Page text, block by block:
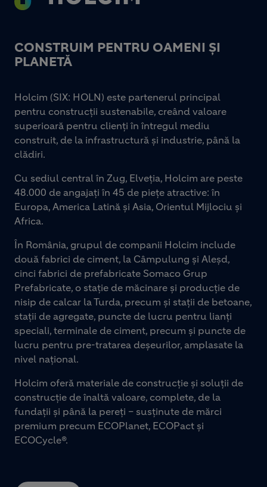
CONSTRUIM PENTRU OAMENI ȘI
PLANETĂ
Holcim (SIX: HOLN) este partenerul principal
pentru construcții sustenabile, creând valoare
superioară pentru clienți în întregul mediu
construit, de la infrastructură și industrie, până la
clădiri.
Cu sediul central în Zug, Elveția, Holcim are peste
48.000 de angajați în 45 de piețe atractive: în
Europa, America Latină și Asia, Orientul Mijlociu și
Africa.
În România, grupul de companii Holcim include
două fabrici de ciment, la Câmpulung și Aleșd,
cinci fabrici de prefabricate Somaco Grup
Prefabricate, o stație de măcinare și producție de
nisip de calcar la Turda, precum și stații de betoane,
stații de agregate, puncte de lucru pentru lianți
speciali, terminale de ciment, precum și puncte de
lucru pentru pre-tratarea deșeurilor, amplasate la
nivel național.
Holcim oferă materiale de construcție și soluții de
construcție de înaltă valoare, complete, de la
fundații și până la pereți – susținute de mărci
premium precum ECOPlanet, ECOPact și
ECOCycle®.